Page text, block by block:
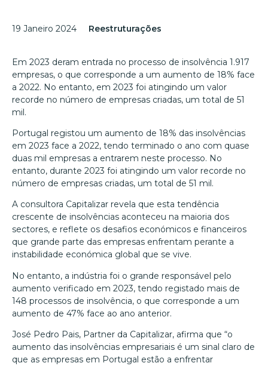
19 Janeiro 2024 Reestruturações
Em 2023 deram entrada no processo de insolvência 1.917
empresas, o que corresponde a um aumento de 18% face
a 2022. No entanto, em 2023 foi atingindo um valor
recorde no número de empresas criadas, um total de 51
mil.
Portugal registou um aumento de 18% das insolvências
em 2023 face a 2022, tendo terminado o ano com quase
duas mil empresas a entrarem neste processo. No
entanto, durante 2023 foi atingindo um valor recorde no
número de empresas criadas, um total de 51 mil.
A consultora Capitalizar revela que esta tendência
crescente de insolvências aconteceu na maioria dos
sectores, e reflete os desafios económicos e financeiros
que grande parte das empresas enfrentam perante a
instabilidade económica global que se vive.
No entanto, a indústria foi o grande responsável pelo
aumento verificado em 2023, tendo registado mais de
148 processos de insolvência, o que corresponde a um
aumento de 47% face ao ano anterior.
José Pedro Pais, Partner da Capitalizar, afirma que “o
aumento das insolvências empresariais é um sinal claro de
que as empresas em Portugal estão a enfrentar